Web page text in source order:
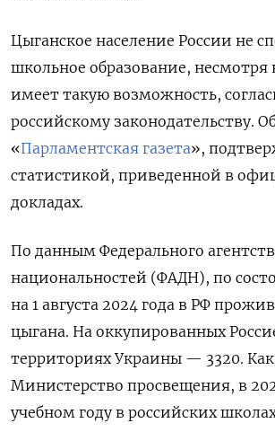
Цыганское население России не
школьное образование, несмотря
имеет такую возможность,
российскому законодательству.
«Парламентская газета»,
статистикой, приведенной в
докладах.
По данным Федерального
национальностей (ФАДН), по
на 1 августа 2024 года в РФ
цыгана. На оккупированных
территориях Украины — 3320.
Министерство просвещения, в
учебном году в российских